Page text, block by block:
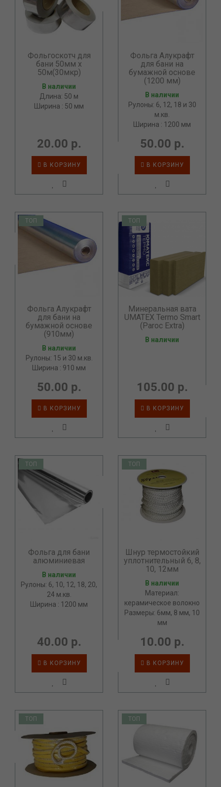
Фольгоскотч для
бани 50мм х
50м(30мкр)
В наличии
Длина: 50 м
Ширина : 50 мм
20.00 р.
В КОРЗИНУ
Фольга Алукрафт
для бани на
бумажной основе
(1200 мм)
В наличии
Рулоны: 6, 12, 18 и 30
м.кв.
Ширина : 1200 мм
50.00 р.
В КОРЗИНУ
ТОП
Фольга Алукрафт
для бани на
бумажной основе
(910мм)
В наличии
Рулоны: 15 и 30 м.кв.
Ширина : 910 мм
50.00 р.
В КОРЗИНУ
ТОП
Минеральная вата
UMATEX Termo Smart
(Paroc Extra)
В наличии
105.00 р.
В КОРЗИНУ
ТОП
Фольга для бани
алюминиевая
В наличии
Рулоны: 6, 10, 12, 18, 20,
24 м.кв.
Ширина : 1200 мм
40.00 р.
В КОРЗИНУ
ТОП
Шнур термостойкий
уплотнительный 6, 8,
10, 12мм
В наличии
Материал:
керамическое волокно
Размеры: 6мм, 8 мм, 10
мм
10.00 р.
В КОРЗИНУ
ТОП ТОП